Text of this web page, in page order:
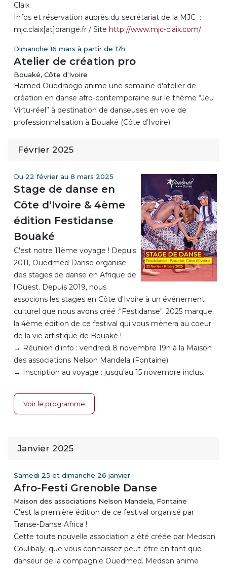
Claix.
Infos et réservation auprès du secrétariat de la MJC :
mjc.claix[at]orange.fr / Site http://www.mjc-claix.com/
Dimanche 16 mars à partir de 17h
Atelier de création pro
Bouaké, Côte d'Ivoire
Hamed Ouedraogo anime une semaine d'atelier de
création en danse afro-contemporaine sur le thème “Jeu
Virtu-réel” à destination de danseuses en voie de
professionnalisation à Bouaké (Côte d’Ivoire)
Février 2025
Du 22 février au 8 mars 2025
Stage de danse en
Côte d'Ivoire & 4ème
édition Festidanse
Bouaké
C'est notre 11ème voyage ! Depuis
2011, Ouedmed Danse organise
des stages de danse en Afrique de
l'Ouest. Depuis 2019, nous
associons les stages en Côte d'Ivoire à un événement
culturel que nous avons créé :"Festidanse". 2025 marque
la 4ème édition de ce festival qui vous mènera au coeur
de la vie artistique de Bouaké !
→ Réunion d'info : vendredi 8 novembre 19h à la Maison
des associations Nelson Mandela (Fontaine)
→ Inscription au voyage : jusqu'au 15 novembre inclus.
Voir le programme
Janvier 2025
Samedi 25 et dimanche 26 janvier
Afro-Festi Grenoble Danse
Maison des associations Nelson Mandela, Fontaine
C'est la première édition de ce festival organisé par
Transe-Danse Africa !
Cette toute nouvelle association a été créée par Medson
Coulibaly, que vous connaissez peut-être en tant que
danseur de la compagnie Ouedmed. Medson anime